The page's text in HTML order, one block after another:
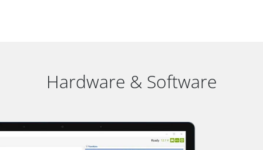
Hardware & Software